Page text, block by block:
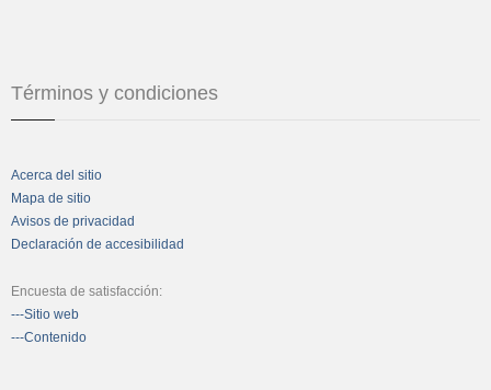
Términos y condiciones
Acerca del sitio
Mapa de sitio
Avisos de privacidad
Declaración de accesibilidad
Encuesta de satisfacción:
---Sitio web
---Contenido